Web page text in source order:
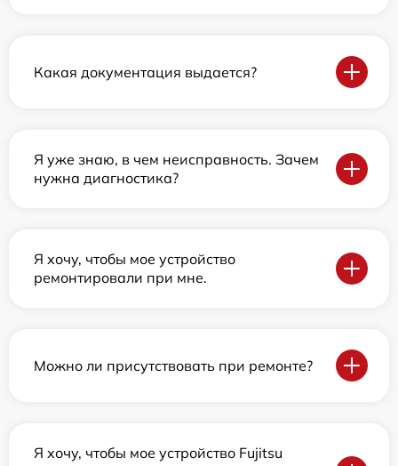
Какая документация выдается?
Я уже знаю, в чем неисправность. Зачем
нужна диагностика?
Я хочу, чтобы мое устройство
ремонтировали при мне.
Можно ли присутствовать при ремонте?
Я хочу, чтобы мое устройство Fujitsu